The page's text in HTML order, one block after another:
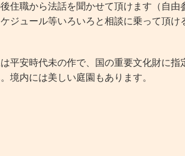
住職から法話を聞かせて頂けます（自由
ジュール等いろいろと相談に乗って頂け
平安時代未の作で、国の重要文化財に指
境内には美しい庭園もあります。